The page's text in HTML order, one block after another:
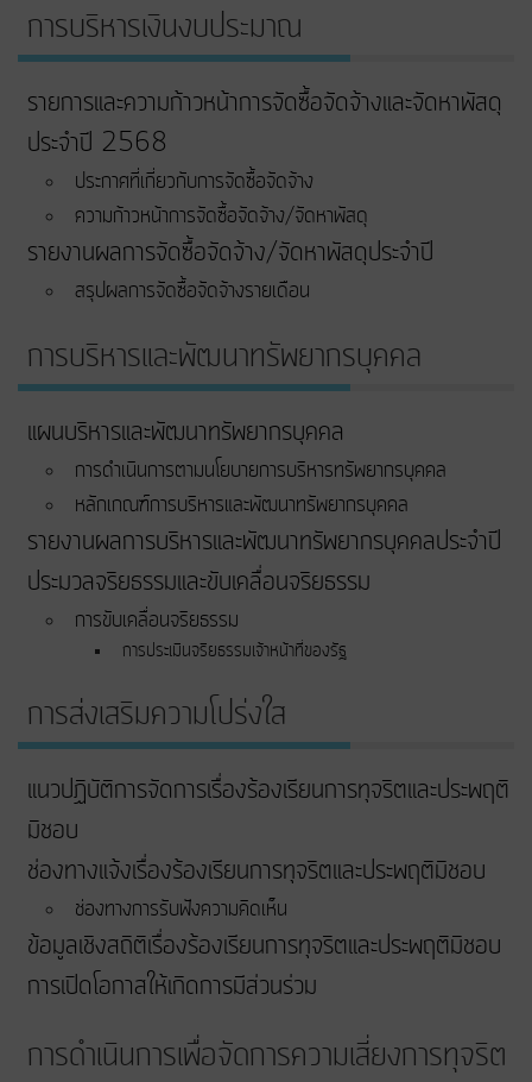
การบริหารเงินงบประมาณ
รายการและความก้าวหน้าการจัดซื้อจัดจ้างและจัดหาพัสดุ
ประจำปี 2568
ประกาศที่เกี่ยวกับการจัดซื้อจัดจ้าง
ความก้าวหน้าการจัดซื้อจัดจ้าง/จัดหาพัสดุ
รายงานผลการจัดซื้อจัดจ้าง/จัดหาพัสดุประจำปี
สรุปผลการจัดซื้อจัดจ้างรายเดือน
การบริหารและพัฒนาทรัพยากรบุคคล
แผนบริหารและพัฒนาทรัพยากรบุคคล
การดำเนินการตามนโยบายการบริหารทรัพยากรบุคคล
หลักเกณฑ์การบริหารและพัฒนาทรัพยากรบุคคล
รายงานผลการบริหารและพัฒนาทรัพยากรบุคคลประจำปี
ประมวลจริยธรรมและขับเคลื่อนจริยธรรม
การขับเคลื่อนจริยธรรม
การประเมินจริยธรรมเจ้าหน้าที่ของรัฐ
การส่งเสริมความโปร่งใส
แนวปฏิบัติการจัดการเรื่องร้องเรียนการทุจริตและประพฤติ
มิชอบ
ช่องทางแจ้งเรื่องร้องเรียนการทุจริตและประพฤติมิชอบ
ช่องทางการรับฟังความคิดเห็น
ข้อมูลเชิงสถิติเรื่องร้องเรียนการทุจริตและประพฤติมิชอบ
การเปิดโอกาสให้เกิดการมีส่วนร่วม
การดำเนินการเพื่อจัดการความเสี่ยงการทุจริต